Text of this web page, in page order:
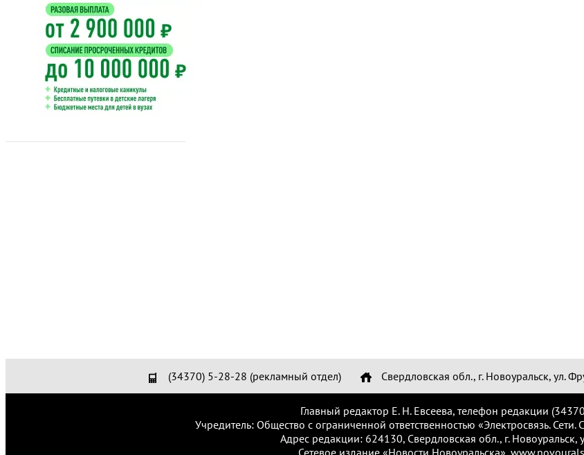
(34370) 5-28-28 (рекламный отдел) Свердловская обл., г. Новоуральск, ул.
Главный редактор Е. Н. Евсеева, телефон редакции
Учредитель: Общество с ограниченной ответственностью «Электросвязь.
Адрес редакции: 624130, Свердловская обл., г. Новоуральск,